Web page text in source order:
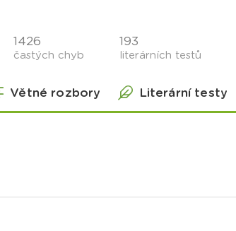
1426
častých chyb
193
literárních testů
Větné rozbory Literární testy